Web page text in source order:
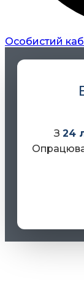
Особистий
З 24